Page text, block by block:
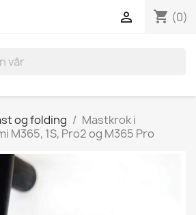
shopping_cart (0)

og folding
Mastkrok i
M365, 1S, Pro2 og M365 Pro